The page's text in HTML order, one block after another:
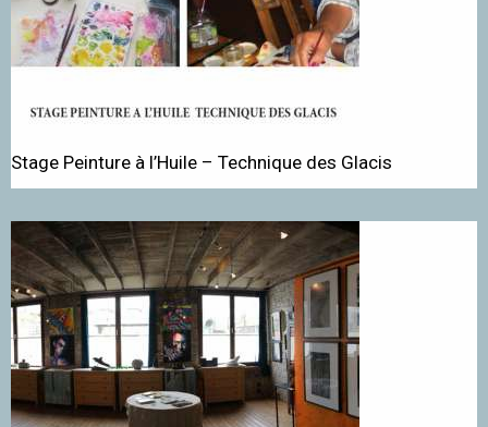
Stage Peinture à l’Huile – Technique des Glacis